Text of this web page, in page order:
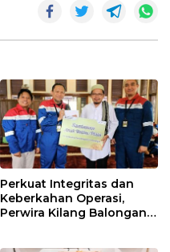
Perkuat Integritas dan
Keberkahan Operasi,
Perwira Kilang Balongan